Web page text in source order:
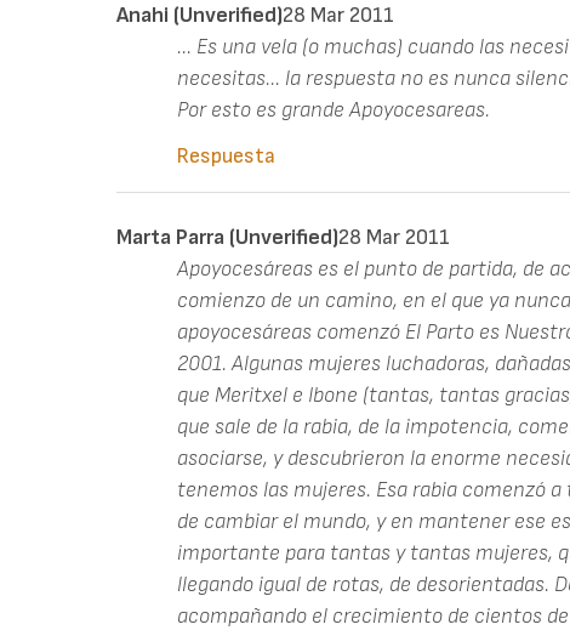
Anahi (unverified)28 Mar 2011
... Es una vela (o muchas) cuando las
necesitas... la respuesta no es nunca
Por esto es grande Apoyocesareas.
Respuesta
Marta Parra (unverified)28 Mar 2011
Apoyocesáreas es el punto de partida, de
comienzo de un camino, en el que ya
apoyocesáreas comenzó El Parto es
2001. Algunas mujeres luchadoras,
que Meritxel e Ibone (tantas, tantas
que sale de la rabia, de la impotencia,
asociarse, y descubrieron la enorme
tenemos las mujeres. Esa rabia comenzó
de cambiar el mundo, y en mantener ese
importante para tantas y tantas mujeres,
llegando igual de rotas, de desorientadas.
acompañando el crecimiento de cientos